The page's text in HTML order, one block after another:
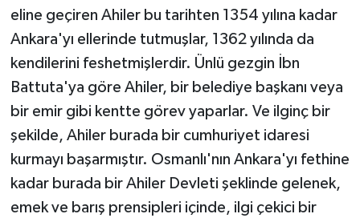
eline geçiren Ahiler bu tarihten 1354 yılına kadar
Ankara'yı ellerinde tutmuşlar, 1362 yılında da
kendilerini feshetmişlerdir. Ünlü gezgin İbn
Battuta'ya göre Ahiler, bir belediye başkanı veya
bir emir gibi kentte görev yaparlar. Ve ilginç bir
şekilde, Ahiler burada bir cumhuriyet idaresi
kurmayı başarmıştır. Osmanlı'nın Ankara'yı fethine
kadar burada bir Ahiler Devleti şeklinde gelenek,
emek ve barış prensipleri içinde, ilgi çekici bir